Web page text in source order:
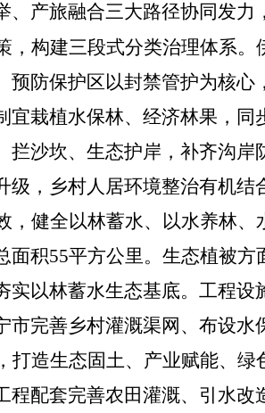
、产旅融合三大路径协同发力
构建三段式分类治理体系。
预防保护区以封禁管护为核
宜栽植水保林、经济林果，
拦沙坎、生态护岸，补齐沟岸
，乡村人居环境整治有机结
，健全以林蓄水、以水养林、
面积55平方公里。生态植被
实以林蓄水生态基底。工程
完善乡村灌溉渠网、布设水
打造生态固土、产业赋能、绿
程配套完善农田灌溉、引水